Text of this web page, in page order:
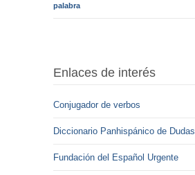
palabra
Enlaces de interés
Conjugador de verbos
Diccionario Panhispánico de Dudas
Fundación del Español Urgente